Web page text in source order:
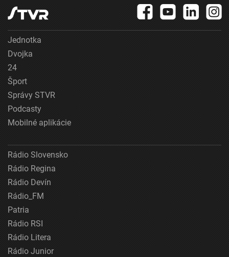
Jednotka
Dvojka
24
Šport
Správy STVR
Podcasty
Mobilné aplikácie
Rádio Slovensko
Rádio Regina
Rádio Devín
Rádio_FM
Patria
Rádio RSI
Rádio Litera
Rádio Junior